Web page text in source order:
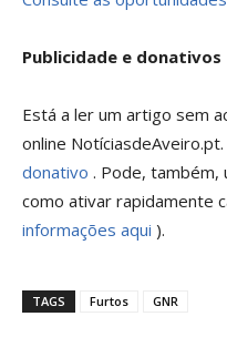
Publicidade e donativos
Está a ler um artigo sem
online NotíciasdeAveiro.pt.
donativo . Pode, também,
como ativar rapidamente
informações aqui ).
TAGS Furtos GNR